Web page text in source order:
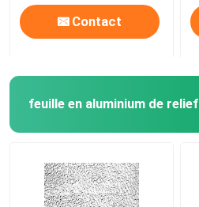
Contact
feuille en aluminium de relief